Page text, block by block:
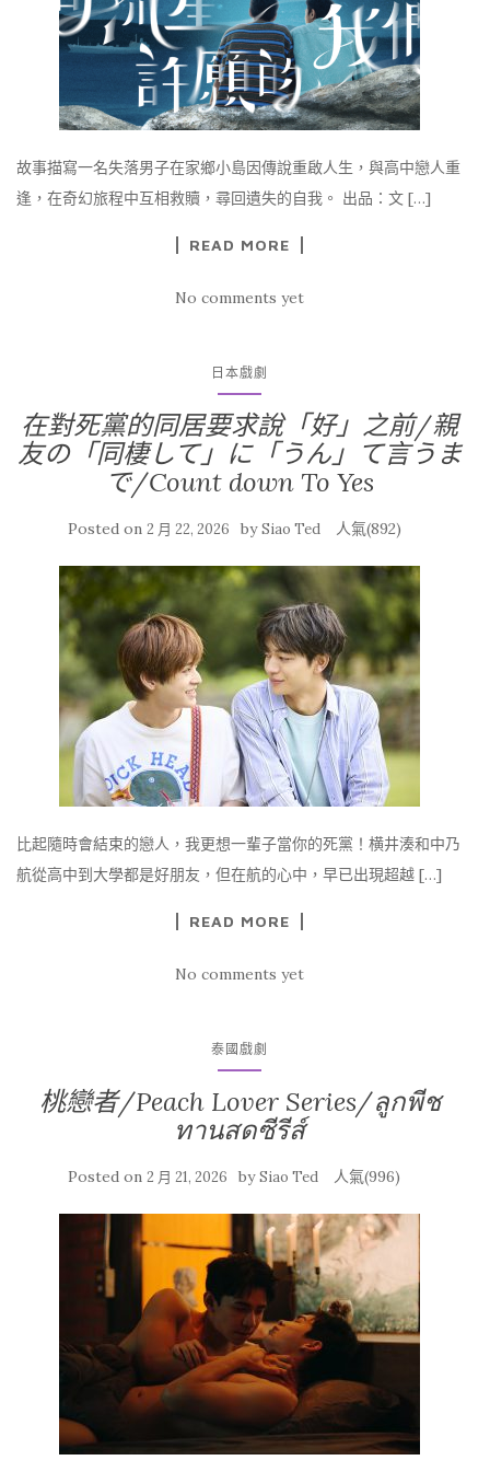
故事描寫一名失落男子在家鄉小島因傳說重啟人生，與高中戀人重
逢，在奇幻旅程中互相救贖，尋回遺失的自我。 出品：文 […]
READ MORE
No comments yet
日本戲劇
在對死黨的同居要求說「好」之前/親
友の「同棲して」に「うん」て言うま
で/Count down To Yes
Posted on 2 月 22, 2026 bySiao Ted 人氣(892)
比起隨時會結束的戀人，我更想一輩子當你的死黨！横井湊和中乃
航從高中到大學都是好朋友，但在航的心中，早已出現超越 […]
READ MORE
No comments yet
泰國戲劇
桃戀者/Peach Lover Series/ลูกพีช
ทานสดซีรีส์
Posted on 2 月 21, 2026 bySiao Ted 人氣(996)